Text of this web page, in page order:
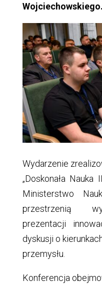
Wojciechowskiego.
Wydarzenie
„Doskonała
Ministerstwo
przestrzenią
prezentacji
dyskusji o
przemysłu.
Konferencja